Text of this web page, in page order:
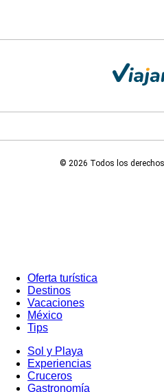
© 2026 Todos los
Oferta turística
Destinos
Vacaciones
México
Tips
Sol y Playa
Experiencias
Cruceros
Gastronomía